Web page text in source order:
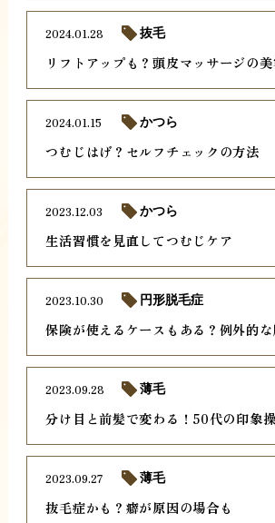
リフトアップも？頭皮マッサージの
2024.01.28 抜毛
つむじはげ？セルフチェックの方法
2024.01.15 かつら
生活習慣を見直してつむじケア
2023.12.03 かつら
保険が使えるケースもある？例外的
2023.10.30 円形脱毛症
分け目と前髪で変わる！50代の印象
2023.09.28 薄毛
抜毛症かも？癖が原因の場合も
2023.09.27 薄毛